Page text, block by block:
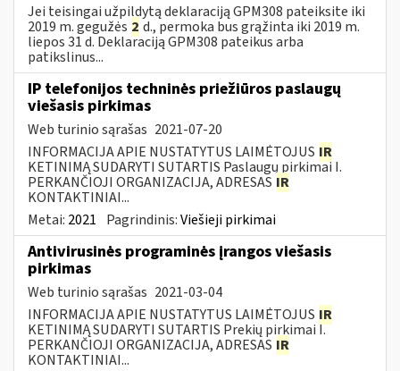
Jei teisingai užpildytą deklaraciją GPM308 pateiksite iki
2019 m. gegužės 2 d., permoka bus grąžinta iki 2019 m.
liepos 31 d. Deklaraciją GPM308 pateikus arba
patikslinus...
IP telefonijos techninės priežiūros paslaugų
viešasis pirkimas
Web turinio sąrašas 2021-07-20
INFORMACIJA APIE NUSTATYTUS LAIMĖTOJUS IR
KETINIMĄ SUDARYTI SUTARTIS Paslaugų pirkimai I.
PERKANČIOJI ORGANIZACIJA, ADRESAS IR
KONTAKTINIAI...
Metai: 2021 Pagrindinis:Viešieji pirkimai
Antivirusinės programinės įrangos viešasis
pirkimas
Web turinio sąrašas 2021-03-04
INFORMACIJA APIE NUSTATYTUS LAIMĖTOJUS IR
KETINIMĄ SUDARYTI SUTARTIS Prekių pirkimai I.
PERKANČIOJI ORGANIZACIJA, ADRESAS IR
KONTAKTINIAI...